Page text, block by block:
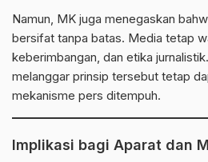
Namun, MK juga menegaskan
bersifat tanpa batas. Media tetap
keberimbangan, dan etika
melanggar prinsip tersebut tetap
mekanisme pers ditempuh.
Implikasi bagi Aparat dan